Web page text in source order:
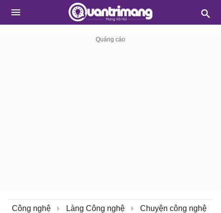
Công nghệ Làng Công nghệ Chuyện công nghệ